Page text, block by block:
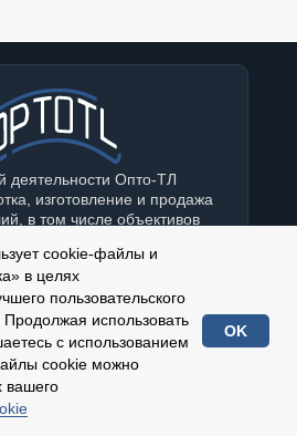
деятельности Опто-ТЛ
изготовление и продажа
в том числе объективов
(интерферометры,
пробное стекло, прибор
фокометр и пр.)
ПРИБОРЫ КОНТРОЛЯ
ПОКРЫТИЯКОНТАКТЫ
основанное в
имеет
cookie-файлы и
в целях
пользовательского
использовать
с использованием
cookie можно
вашего
OK